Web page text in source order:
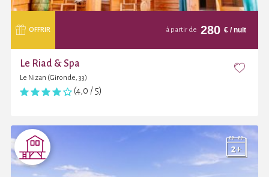
OFFRIR à partir de 280 € / nuit
Le Riad & Spa
Le Nizan (Gironde, 33)
(4,0 / 5)